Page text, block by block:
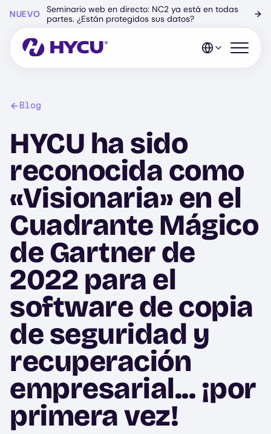
principal
NUEVO
Seminario web en directo: NC2 ya está en todas
partes. ¿Están protegidos sus datos?
→
Abrir el
Blog
HYCU ha sido
reconocida como
«Visionaria» en el
Cuadrante Mágico
de Gartner de
2022 para el
software de copia
de seguridad y
recuperación
empresarial... ¡por
primera vez!